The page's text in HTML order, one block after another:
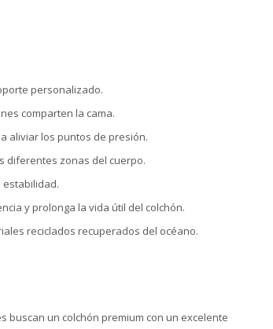
personalizado.
comparten la cama.
aliviar los puntos de presión.
diferentes zonas del cuerpo.
y prolonga la vida útil del colchón.
reciclados recuperados del océano.
buscan un colchón premium con un excelente